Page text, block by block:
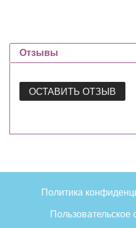
Отзывы
ОСТАВИТЬ ОТЗЫВ
Политика
Пользовательское